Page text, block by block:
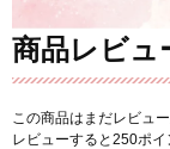
商品レビュ
この商品はまだレビュ
レビューすると250ポ